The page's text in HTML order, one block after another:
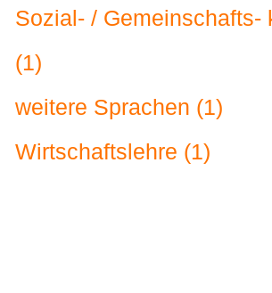
Sozial- / Gemeinschafts-
(1)
weitere Sprachen (1)
Wirtschaftslehre (1)